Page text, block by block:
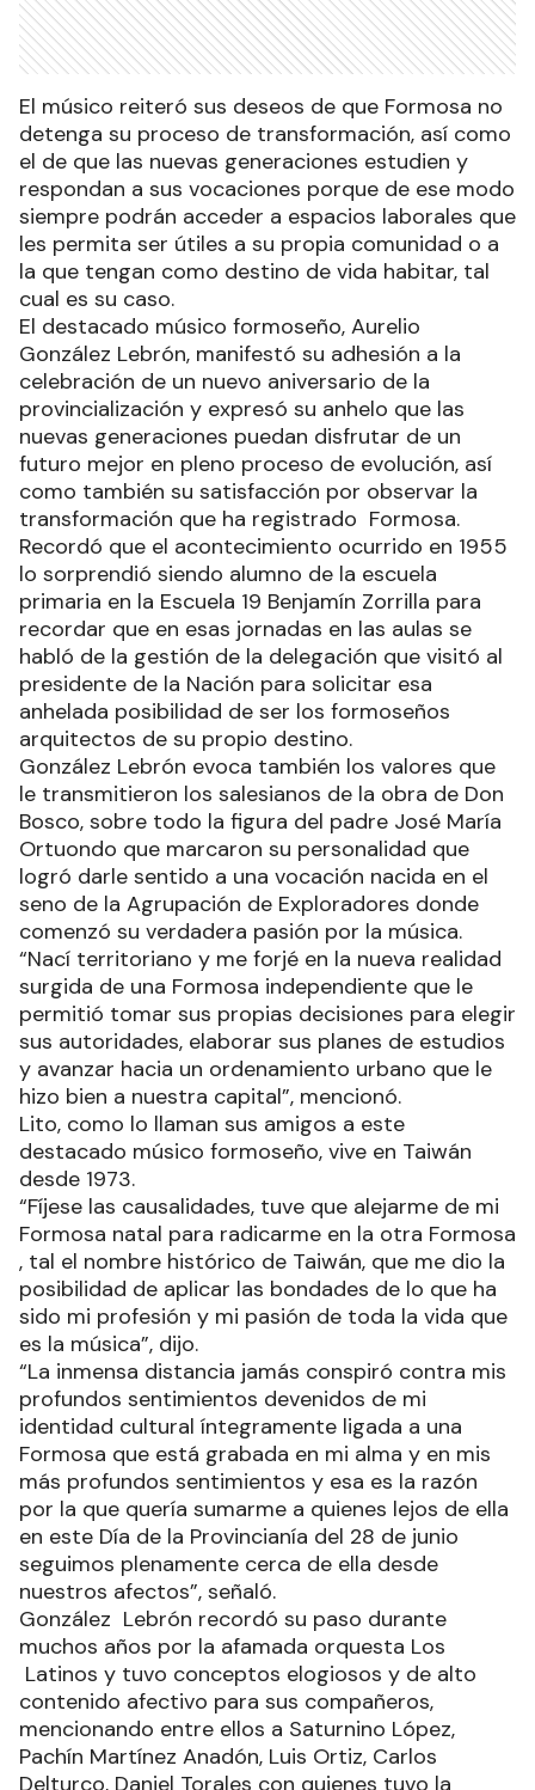
El músico reiteró sus deseos de que Formosa no
detenga su proceso de transformación, así como
el de que las nuevas generaciones estudien y
respondan a sus vocaciones porque de ese modo
siempre podrán acceder a espacios laborales que
les permita ser útiles a su propia comunidad o a
la que tengan como destino de vida habitar, tal
cual es su caso.
El destacado músico formoseño, Aurelio
González Lebrón, manifestó su adhesión a la
celebración de un nuevo aniversario de la
provincialización y expresó su anhelo que las
nuevas generaciones puedan disfrutar de un
futuro mejor en pleno proceso de evolución, así
como también su satisfacción por observar la
transformación que ha registrado Formosa.
Recordó que el acontecimiento ocurrido en 1955
lo sorprendió siendo alumno de la escuela
primaria en la Escuela 19 Benjamín Zorrilla para
recordar que en esas jornadas en las aulas se
habló de la gestión de la delegación que visitó al
presidente de la Nación para solicitar esa
anhelada posibilidad de ser los formoseños
arquitectos de su propio destino.
González Lebrón evoca también los valores que
le transmitieron los salesianos de la obra de Don
Bosco, sobre todo la figura del padre José María
Ortuondo que marcaron su personalidad que
logró darle sentido a una vocación nacida en el
seno de la Agrupación de Exploradores donde
comenzó su verdadera pasión por la música.
“Nací territoriano y me forjé en la nueva realidad
surgida de una Formosa independiente que le
permitió tomar sus propias decisiones para elegir
sus autoridades, elaborar sus planes de estudios
y avanzar hacia un ordenamiento urbano que le
hizo bien a nuestra capital”, mencionó.
Lito, como lo llaman sus amigos a este
destacado músico formoseño, vive en Taiwán
desde 1973.
“Fíjese las causalidades, tuve que alejarme de mi
Formosa natal para radicarme en la otra Formosa
, tal el nombre histórico de Taiwán, que me dio la
posibilidad de aplicar las bondades de lo que ha
sido mi profesión y mi pasión de toda la vida que
es la música”, dijo.
“La inmensa distancia jamás conspiró contra mis
profundos sentimientos devenidos de mi
identidad cultural íntegramente ligada a una
Formosa que está grabada en mi alma y en mis
más profundos sentimientos y esa es la razón
por la que quería sumarme a quienes lejos de ella
en este Día de la Provincianía del 28 de junio
seguimos plenamente cerca de ella desde
nuestros afectos”, señaló.
González Lebrón recordó su paso durante
muchos años por la afamada orquesta Los
Latinos y tuvo conceptos elogiosos y de alto
contenido afectivo para sus compañeros,
mencionando entre ellos a Saturnino López,
Pachín Martínez Anadón, Luis Ortiz, Carlos
Delturco, Daniel Torales con quienes tuvo la